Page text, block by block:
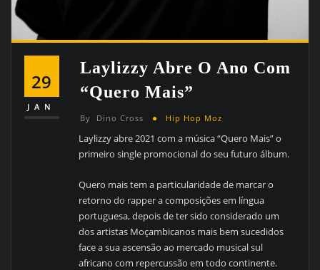
29
JAN
Laylizzy Abre O Ano Com
“Quero Mais”
By Dino Cross Hip Hop Moz
Laylizzy abre 2021 com a música “Quero Mais” o
primeiro single promocional do seu futuro álbum.
Quero mais tem a particularidade de marcar o
retorno do rapper a composições em língua
portuguesa, depois de ter sido considerado um
dos artistas Moçambicanos mais bem sucedidos
face a sua ascensão ao mercado musical sul
africano com repercussão em todo continente.